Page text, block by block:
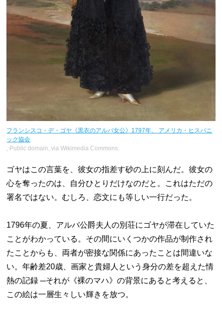
フランシスコ・デ・ゴヤ《黒衣のアルバ女公》1797年、 アメリカ・ヒスパニ
ック協会
, Public domain, via Wikimedia Commons.
ゴヤはこの言葉を、彼女の指差す砂の上に刻んだ。彼女の
心を奪ったのは、自分ひとりだけなのだと。これはただの
署名ではない。むしろ、恋文にも等しい一行だった。
1796年の夏、アルバ公爵夫人の別荘にゴヤが滞在していた
ことがわかっている。その間にいくつかの作品が制作され
たことからも、両者が密接な関係にあったことは間違いな
い。年齢差20歳、画家と貴婦人という身分の差を超えた情
熱の記録 ─それが《裸のマハ》の背景にあると考えると、
この絵は一層生々しい輝きを放つ。